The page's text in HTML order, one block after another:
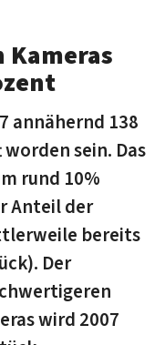
annähernd 138
sein. Das
rund 10%
Anteil der
bereits
Der
wird 2007